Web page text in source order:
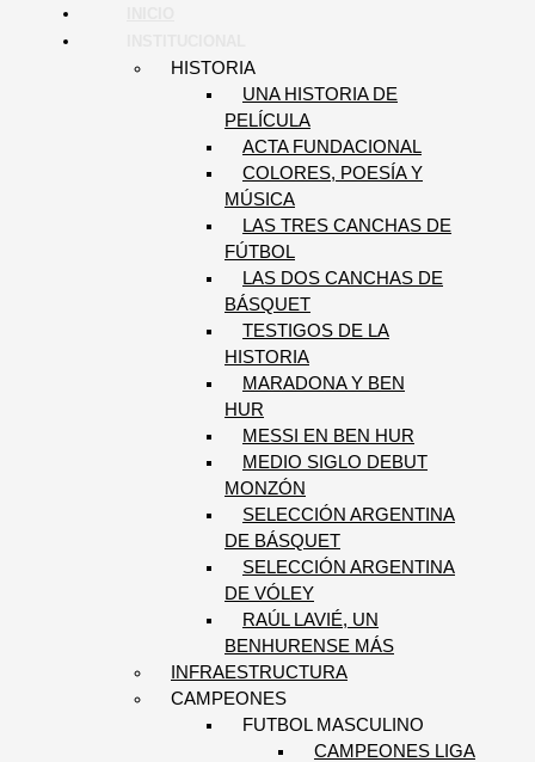
HISTORIA
UNA HISTORIA DE
PELÍCULA
ACTA FUNDACIONAL
COLORES, POESÍA Y
MÚSICA
LAS TRES CANCHAS DE
FÚTBOL
LAS DOS CANCHAS DE
BÁSQUET
TESTIGOS DE LA
HISTORIA
MARADONA Y BEN
HUR
MESSI EN BEN HUR
MEDIO SIGLO DEBUT
MONZÓN
SELECCIÓN ARGENTINA
DE BÁSQUET
SELECCIÓN ARGENTINA
DE VÓLEY
RAÚL LAVIÉ, UN
BENHURENSE MÁS
INFRAESTRUCTURA
CAMPEONES
FUTBOL MASCULINO
CAMPEONES LIGA